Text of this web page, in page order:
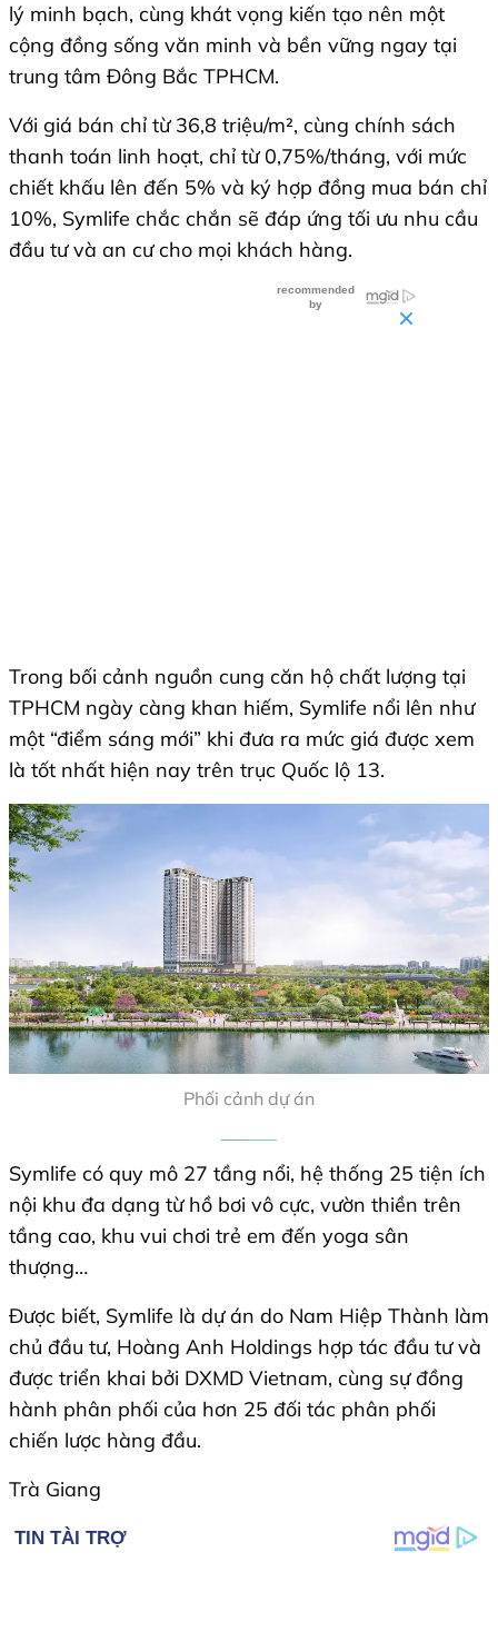
lý minh bạch, cùng khát vọng kiến tạo nên một
cộng đồng sống văn minh và bền vững ngay tại
trung tâm Đông Bắc TPHCM.
Với giá bán chỉ từ 36,8 triệu/m², cùng chính sách
thanh toán linh hoạt, chỉ từ 0,75%/tháng, với mức
chiết khấu lên đến 5% và ký hợp đồng mua bán chỉ
10%, Symlife chắc chắn sẽ đáp ứng tối ưu nhu cầu
đầu tư và an cư cho mọi khách hàng.
Trong bối cảnh nguồn cung căn hộ chất lượng tại
TPHCM ngày càng khan hiếm, Symlife nổi lên như
một “điểm sáng mới” khi đưa ra mức giá được xem
là tốt nhất hiện nay trên trục Quốc lộ 13.
Phối cảnh dự án
Symlife có quy mô 27 tầng nổi, hệ thống 25 tiện ích
nội khu đa dạng từ hồ bơi vô cực, vườn thiền trên
tầng cao, khu vui chơi trẻ em đến yoga sân
thượng…
Được biết, Symlife là dự án do Nam Hiệp Thành làm
chủ đầu tư, Hoàng Anh Holdings hợp tác đầu tư và
được triển khai bởi DXMD Vietnam, cùng sự đồng
hành phân phối của hơn 25 đối tác phân phối
chiến lược hàng đầu.
Trà Giang